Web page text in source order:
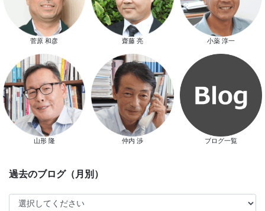
新春特別キャンペーン
菅原 和彦 齋藤 亮 小薬 淳一
山形 隆 仲内 渉 ブログ一覧